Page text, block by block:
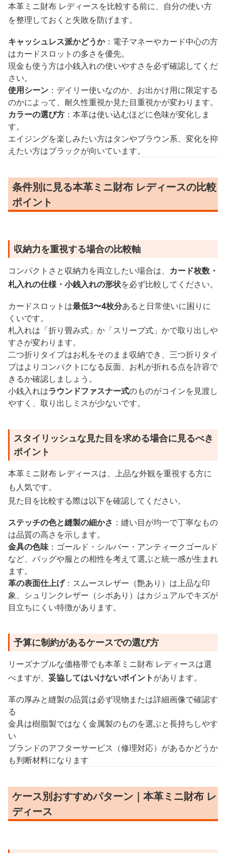
本革ミニ財布 レディースを比較する前に、自分の使い方
を整理しておくと失敗を防げます。
キャッシュレス派かどうか：電子マネーやカード中心の方
はカードスロットの多さを優先。
現金も使う方は小銭入れの使いやすさを必ず確認してくだ
さい。
使用シーン ：デイリー使いなのか、お出かけ用に限定する
のかによって、耐久性重視か見た目重視かが変わります。
カラーの選び方 ：本革は使い込むほどに色味が変化しま
す。
エイジングを楽しみたい方はタンやブラウン系、変化を抑
えたい方はブラックが向いています。
条件別に見る本革ミニ財布 レディースの比較
ポイント
収納力を重視する場合の比較軸
コンパクトさと収納力を両立したい場合は、 カード枚数・
札入れの仕様・小銭入れの形状を必ず比較してください。
カードスロットは最低3〜4枚分あると日常使いに困りに
くいです。
札入れは「折り畳み式」か「スリーブ式」かで取り出しや
すさが変わります。
二つ折りタイプはお札をそのまま収納でき、三つ折りタイ
プはよりコンパクトになる反面、お札が折れる点を許容で
きるか確認しましょう。
小銭入れはラウンドファスナー式のものがコインを見渡し
やすく、取り出しミスが少ないです。
スタイリッシュな見た目を求める場合に見るべき
ポイント
本革ミニ財布 レディースは、上品な外観を重視する方に
も人気です。
見た目を比較する際は以下を確認してください。
ステッチの色と縫製の細かさ ：縫い目が均一で丁寧なもの
は品質の高さを示します。
金具の色味：ゴールド・シルバー・アンティークゴールド
など、バッグや服との相性を考えて選ぶと統一感が生まれ
ます。
革の表面仕上げ：スムースレザー（艶あり）は上品な印
象、シュリンクレザー（シボあり）はカジュアルでキズが
目立ちにくい特徴があります。
予算に制約があるケースでの選び方
リーズナブルな価格帯でも本革ミニ財布 レディースは選
べますが、 妥協してはいけないポイントがあります。
革の厚みと縫製の品質は必ず現物または詳細画像で確認す
る
金具は樹脂製ではなく金属製のものを選ぶと長持ちしやす
い
ブランドのアフターサービス（修理対応）があるかどうか
も判断材料になります
ケース別おすすめパターン｜本革ミニ財布 レ
ディース